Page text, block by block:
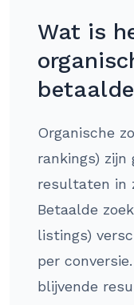
Wat is
Organische
rankings) zijn
resultaten in
Betaalde
listings)
per
blijvende